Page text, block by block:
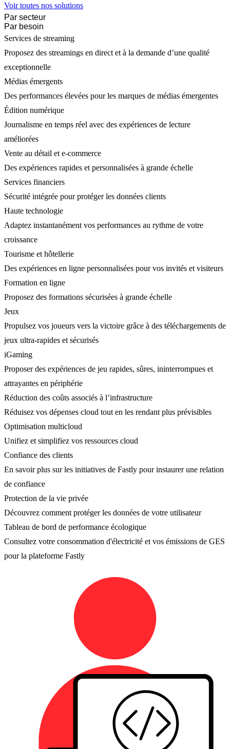
Voir toutes nos solutions
Par secteur
Par besoin
Services de streaming
Proposez des streamings en direct et à la demande d’une qualité
exceptionnelle
Médias émergents
Des performances élevées pour les marques de médias émergentes
Édition numérique
Journalisme en temps réel avec des expériences de lecture
améliorées
Vente au détail et e-commerce
Des expériences rapides et personnalisées à grande échelle
Services financiers
Sécurité intégrée pour protéger les données clients
Haute technologie
Adaptez instantanément vos performances au rythme de votre
croissance
Tourisme et hôtellerie
Des expériences en ligne personnalisées pour vos invités et visiteurs
Formation en ligne
Proposez des formations sécurisées à grande échelle
Jeux
Propulsez vos joueurs vers la victoire grâce à des téléchargements de
jeux ultra-rapides et sécurisés
iGaming
Proposer des expériences de jeu rapides, sûres, ininterrompues et
attrayantes en périphérie
Réduction des coûts associés à l’infrastructure
Réduisez vos dépenses cloud tout en les rendant plus prévisibles
Optimisation multicloud
Unifiez et simplifiez vos ressources cloud
Confiance des clients
En savoir plus sur les initiatives de Fastly pour instaurer une relation
de confiance
Protection de la vie privée
Découvrez comment protéger les données de votre utilisateur
Tableau de bord de performance écologique
Consultez votre consommation d'électricité et vos émissions de GES
pour la plateforme Fastly